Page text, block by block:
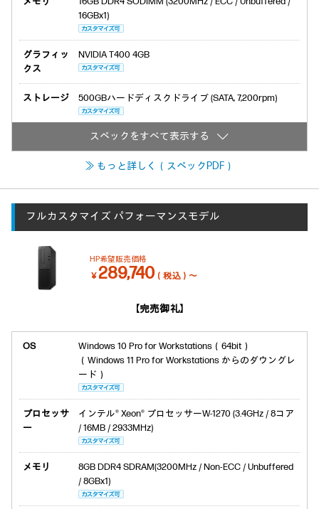
16GBx1)
グラフィッ
クス
NVIDIA T400 4GB
ストレージ 500GBハードディスクドライブ (SATA, 7,200rpm)
≫ もっと詳しく（スペックPDF）
フルカスタマイズ パフォーマンスモデル
HP希望販売価格
￥ 289,740 （税込）～
【完売御礼】
OS
Windows 10 Pro for Workstations（64bit）
（Windows 11 Pro for Workstations からのダウングレ
ード）
プロセッサ
ー
インテル® Xeon® プロセッサーW-1270 (3.4GHz / 8コア
/ 16MB / 2933MHz)
メモリ
8GB DDR4 SDRAM(3200MHz / Non-ECC / Unbuffered
/ 8GBx1)